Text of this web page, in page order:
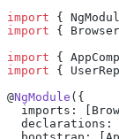
import {
import {
import {
import {
@NgModule ({
imports:
declarations: